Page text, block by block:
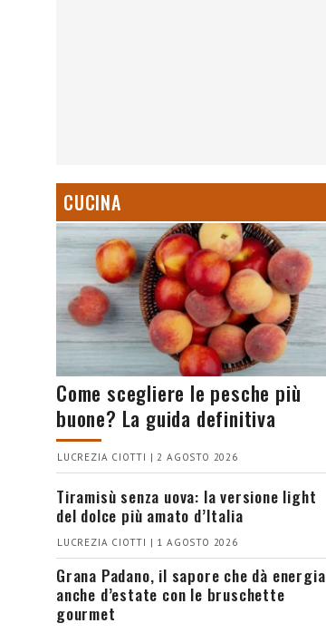
CUCINA
Come scegliere le pesche più
buone? La guida definitiva
LUCREZIA CIOTTI | 2 AGOSTO 2026
Tiramisù senza uova: la versione light
del dolce più amato d’Italia
LUCREZIA CIOTTI | 1 AGOSTO 2026
Grana Padano, il sapore che dà energia
anche d’estate con le bruschette
gourmet